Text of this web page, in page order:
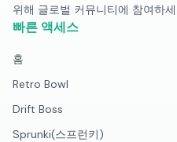
위해 글로벌 커뮤니티에 참여하
빠른 액세스
홈
Retro Bowl
Drift Boss
Sprunki(스프런키)